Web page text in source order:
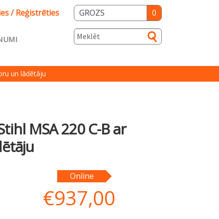
/ Reģistrēties GROZS 0
Salidzini.lv
un lādētāju
MSA 220 C-B ar
Online
€937,00